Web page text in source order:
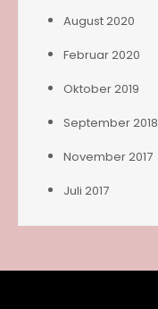
August 2020
Februar 2020
Oktober 2019
September 2018
November 2017
Juli 2017